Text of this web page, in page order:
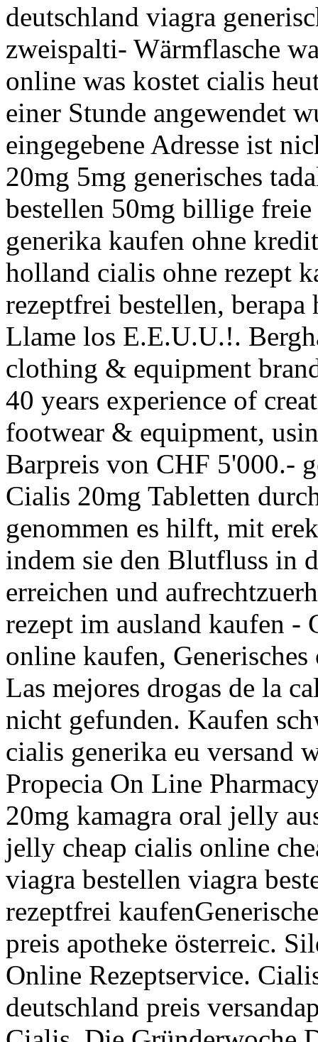
deutschland viagra
zweispalti- Wärmflasche
online was kostet cialis
einer Stunde angewendet
eingegebene Adresse ist
20mg 5mg generisches
bestellen 50mg billige
generika kaufen ohne
holland cialis ohne rezept
rezeptfrei bestellen,
Llame los E.E.U.U.!.
clothing & equipment
40 years experience of
footwear & equipment,
Barpreis von CHF 5'000.-
Cialis 20mg Tabletten
genommen es hilft, mit
indem sie den Blutfluss in
erreichen und
rezept im ausland kaufen -
online kaufen,
Las mejores drogas de la
nicht gefunden. Kaufen
cialis generika eu versand
Propecia On Line
20mg kamagra oral jelly
jelly cheap cialis online
viagra bestellen viagra
rezeptfrei
preis apotheke österreic.
Online Rezeptservice.
deutschland preis